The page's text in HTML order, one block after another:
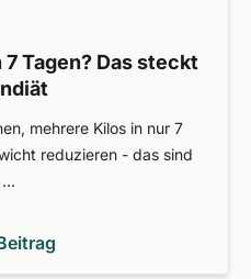
Tagen? Das steckt
mehrere Kilos in nur 7
reduzieren - das sind
…